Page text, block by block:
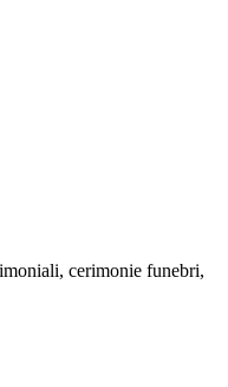
cerimonie funebri,